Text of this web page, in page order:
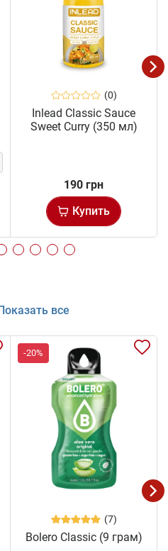
(0)
Inlead Classic Sauce
Sweet Curry (350 мл)
190 грн
Купить
Показать все
-20%
(7)
Bolero Classic (9 грам)